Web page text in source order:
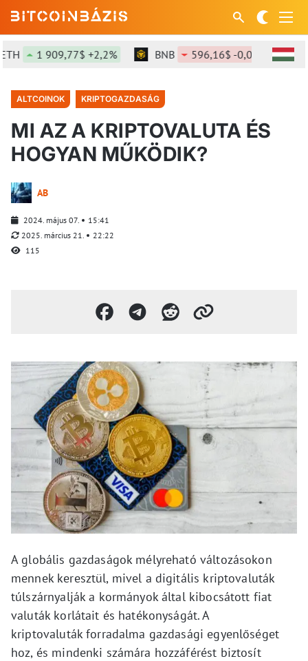
1 909,77$ +2,2% BNB 596,16$ -0,05% SOL
ALTCOINOK KRIPTOGAZDASÁG
MI AZ A KRIPTOVALUTA ÉS
HOGYAN MŰKÖDIK?
AB
2024. május 07.
15:41
2025. március 21.
22:22
115
A globális gazdaságok mélyreható változásokon
mennek keresztül, mivel a digitális kriptovaluták
túlszárnyalják a kormányok által kibocsátott fiat
valuták korlátait és hatékonyságát. A
kriptovaluták forradalma gazdasági egyenlőséget
hoz, és mindenki számára hozzáférést biztosít